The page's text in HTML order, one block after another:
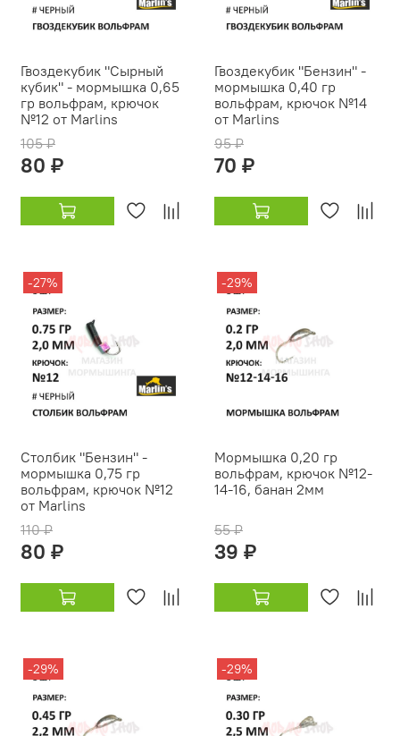
Гвоздекубик "Сырный
кубик" - мормышка 0,65
гр вольфрам, крючок
№12 от Marlins
105 ₽
80 ₽
Гвоздекубик "Бензин" -
мормышка 0,40 гр
вольфрам, крючок №14
от Marlins
95 ₽
70 ₽
-27%
Столбик "Бензин" -
мормышка 0,75 гр
вольфрам, крючок №12
от Marlins
110 ₽
80 ₽
-29%
Мормышка 0,20 гр
вольфрам, крючок №12-
14-16, банан 2мм
55 ₽
39 ₽
-29% -29%